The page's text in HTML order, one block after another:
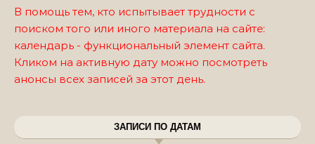
В помощь тем, кто испытывает трудности с
поиском того или иного материала на сайте:
календарь - функциональный элемент сайта.
Кликом на активную дату можно посмотреть
анонсы всех записей за этот день.
ЗАПИСИ ПО ДАТАМ